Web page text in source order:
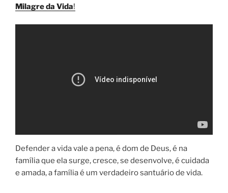
Milagre da Vida!
Defender a vida vale a pena, é dom de Deus, é na
família que ela surge, cresce, se desenvolve, é cuidada
e amada, a família é um verdadeiro santuário de vida.